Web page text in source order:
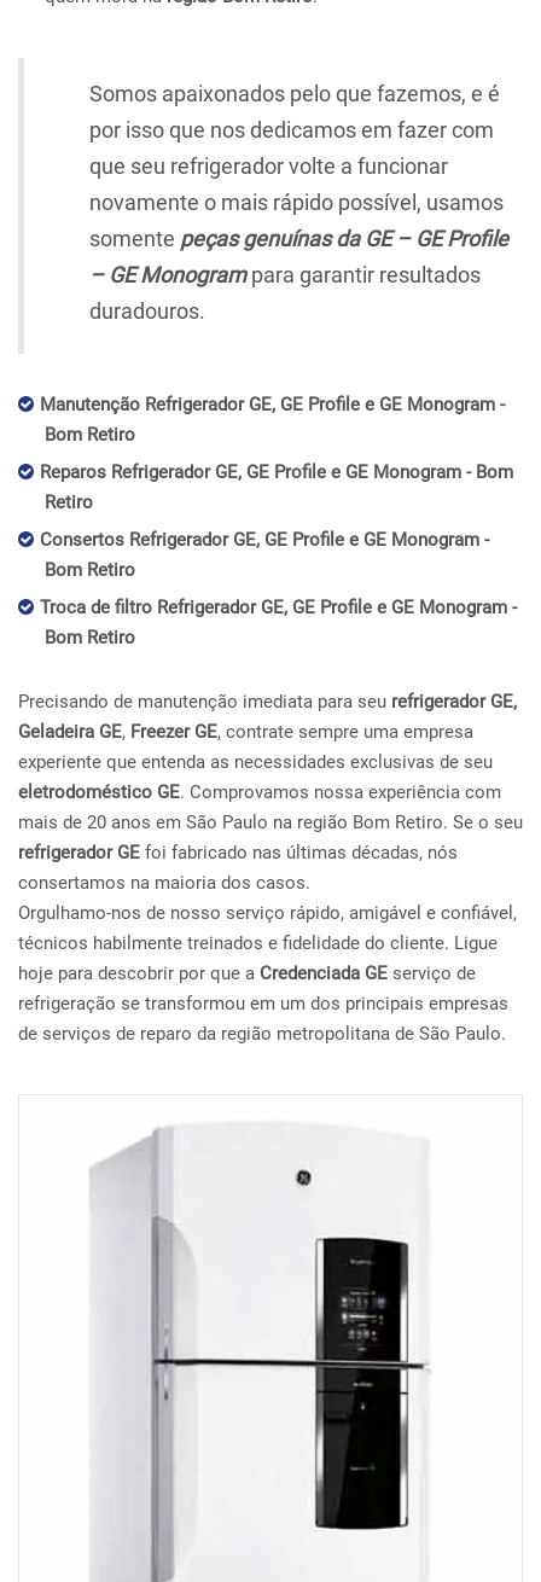
Somos apaixonados pelo que fazemos, e é
por isso que nos dedicamos em fazer com
que seu refrigerador volte a funcionar
novamente o mais rápido possível, usamos
somente peças genuínas da GE – GE Profile
– GE Monogrampara garantir resultados
duradouros.
Manutenção Refrigerador GE, GE Profile e GE Monogram -
Bom Retiro
Reparos Refrigerador GE, GE Profile e GE Monogram - Bom
Retiro
Consertos Refrigerador GE, GE Profile e GE Monogram -
Bom Retiro
Troca de filtro Refrigerador GE, GE Profile e GE Monogram -
Bom Retiro
Precisando de manutenção imediata para seu refrigerador GE,
Geladeira GE, Freezer GE, contrate sempre uma empresa
experiente que entenda as necessidades exclusivas de seu
eletrodoméstico GE. Comprovamos nossa experiência com
mais de 20 anos em São Paulo na região Bom Retiro. Se o seu
refrigerador GE foi fabricado nas últimas décadas, nós
consertamos na maioria dos casos.
Orgulhamo-nos de nosso serviço rápido, amigável e confiável,
técnicos habilmente treinados e fidelidade do cliente. Ligue
hoje para descobrir por que a Credenciada GE serviço de
refrigeração se transformou em um dos principais empresas
de serviços de reparo da região metropolitana de São Paulo.